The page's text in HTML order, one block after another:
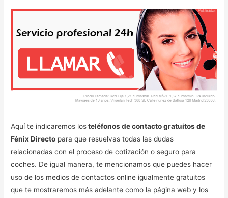
Aquí te indicaremos losteléfonos de contacto gratuitos de
Fénix Directo para que resuelvas todas las dudas
relacionadas con el proceso de cotización o seguro para
coches. De igual manera, te mencionamos que puedes hacer
uso de los medios de contactos online igualmente gratuitos
que te mostraremos más adelante como la página web y los